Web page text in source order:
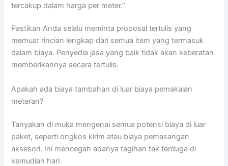
tercakup dalam harga per meter.”
Pastikan Anda selalu meminta proposal tertulis yang
memuat rincian lengkap dari semua item yang termasuk
dalam biaya. Penyedia jasa yang baik tidak akan keberatan
memberikannya secara tertulis.
Apakah ada biaya tambahan di luar biaya pemakaian
meteran?
Tanyakan di muka mengenai semua potensi biaya di luar
paket, seperti ongkos kirim atau biaya pemasangan
aksesori. Ini mencegah adanya tagihan tak terduga di
kemudian hari.